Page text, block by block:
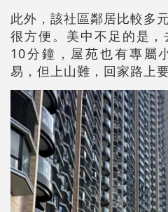
此外，該社區鄰居比較多
很方便。美中不足的是
10分鐘，屋苑也有專屬
易，但上山難，回家路上